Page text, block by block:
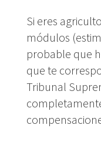
Si eres
módulos
probable que
que te
Tribunal